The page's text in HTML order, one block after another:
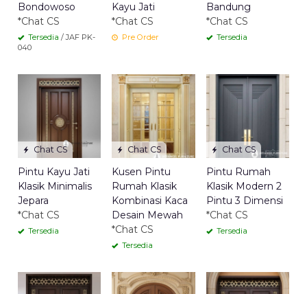
Bondowoso
*Chat CS
Tersedia / JAF PK-
040
Kayu Jati
*Chat CS
Pre Order
Bandung
*Chat CS
Tersedia
Chat CS
Pintu Kayu Jati
Klasik Minimalis
Jepara
*Chat CS
Tersedia
Chat CS
Kusen Pintu
Rumah Klasik
Kombinasi Kaca
Desain Mewah
*Chat CS
Tersedia
Chat CS
Pintu Rumah
Klasik Modern 2
Pintu 3 Dimensi
*Chat CS
Tersedia